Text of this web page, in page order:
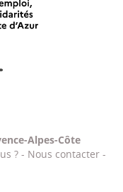
Alpes-Côte
?- Nous contacter-